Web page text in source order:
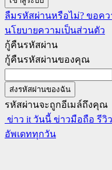
ลืมรหัสผ่านหรือไม่? ขอคว
นโยบายความเป็นส่วนตัว
กู้คืนรหัสผ่าน
กู้คืนรหัสผ่านของคุณ
รหัสผ่านจะถูกอีเมล์ถึงคุณ
ข่าว it วันนี้ ข่าวมือถือ รีวิ
อัพเดททุกวัน